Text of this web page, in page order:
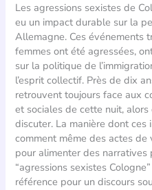
Les agressions sexistes de
eu un impact durable sur la
Allemagne. Ces événements
femmes ont été agressées,
sur la politique de
l’esprit collectif. Près de dix
retrouvent toujours face aux
et sociales de cette nuit, alors
discuter. La manière dont
comment même des actes
pour alimenter des narratives
“agressions sexistes
référence pour un discours